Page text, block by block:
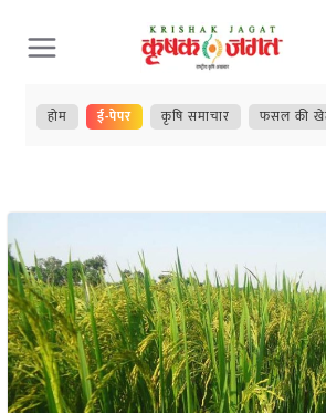
Skip
to
content
होम ई-पेपर कृषि समाचार फसल की